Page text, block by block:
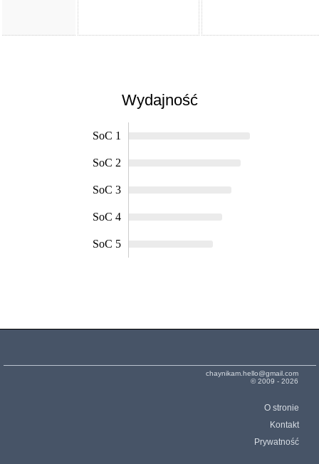
Wydajność
SoC 1
SoC 2
SoC 3
SoC 4
SoC 5
chaynikam.hello@gmail.com
© 2009 - 2026
O stronie
Kontakt
Prywatność